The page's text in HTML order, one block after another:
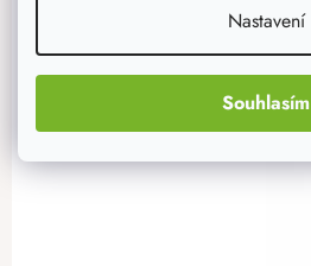
Nastavení
Souhlasím